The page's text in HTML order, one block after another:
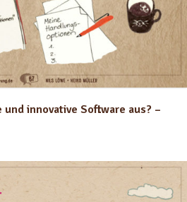
innovative Software aus? –